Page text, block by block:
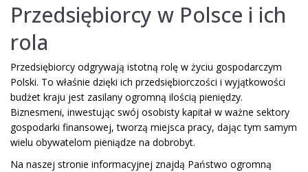
Przedsiębiorcy w Polsce i ich
rola
Przedsiębiorcy odgrywają istotną rolę w życiu gospodarczym
Polski. To właśnie dzięki ich przedsiębiorczości i wyjątkowości
budżet kraju jest zasilany ogromną ilością pieniędzy.
Biznesmeni, inwestując swój osobisty kapitał w ważne sektory
gospodarki finansowej, tworzą miejsca pracy, dając tym samym
wielu obywatelom pieniądze na dobrobyt.
Na naszej stronie informacyjnej znajdą Państwo ogromną